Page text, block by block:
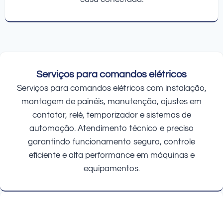
Serviços para comandos elétricos
Serviços para comandos elétricos com instalação,
montagem de painéis, manutenção, ajustes em
contator, relé, temporizador e sistemas de
automação. Atendimento técnico e preciso
garantindo funcionamento seguro, controle
eficiente e alta performance em máquinas e
equipamentos.